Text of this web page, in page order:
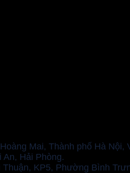
Mai, Thành phố Hà Nội,
Hải Phòng.
KP5, Phường Bình